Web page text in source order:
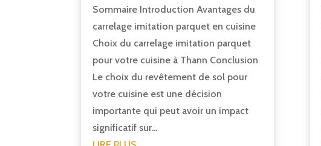
Sommaire Introduction Avantages du
carrelage imitation parquet en cuisine
Choix du carrelage imitation parquet
pour votre cuisine à Thann Conclusion
Le choix du revêtement de sol pour
votre cuisine est une décision
importante qui peut avoir un impact
significatif sur...